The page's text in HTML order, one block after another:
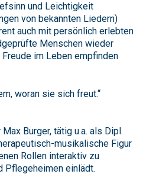
und Leichtigkeit
von bekannten Liedern)
auch mit persönlich erlebten
Menschen wieder
im Leben empfinden
woran sie sich freut.“
Max Burger, tätig u.a. als Dipl.
musikalische Figur
Rollen interaktiv zu
Pflegeheimen einlädt.